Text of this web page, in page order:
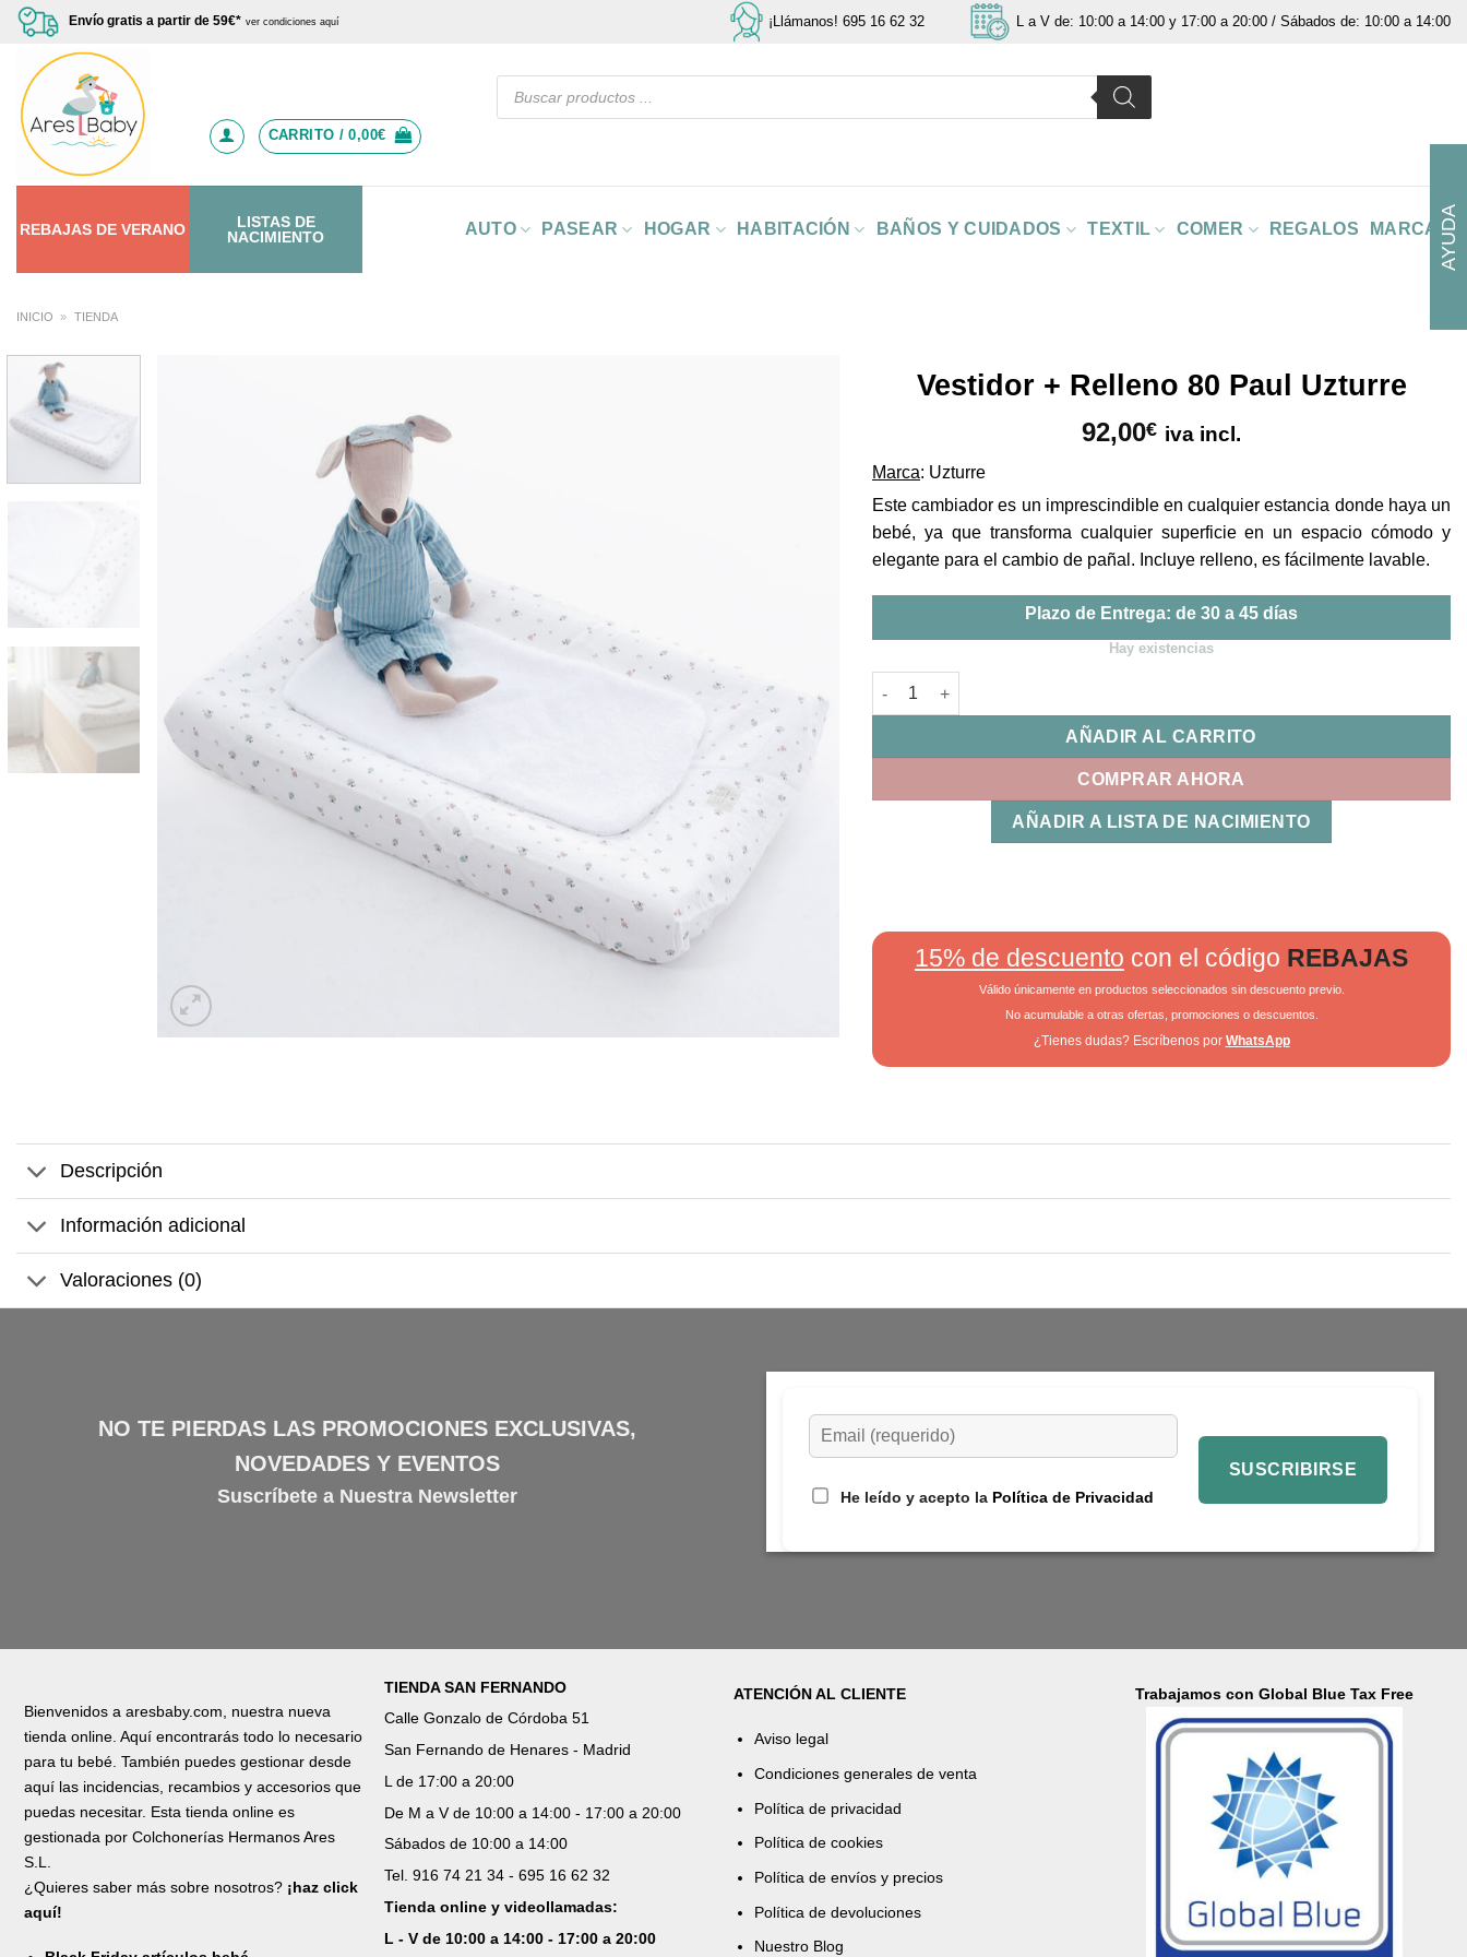
Saltar
contenido
Envío gratis a partir de 59€* ver condiciones aquí ¡Llámanos! 695 16 62 32 L a V de: 10:00 a 14:00 y 17:00 a 20:00 / Sábados de: 10:00 a 14:00
Búsqueda
CARRITO /0,00€
REBAJAS DEVERANO
LISTAS DE
NACIMIENTO
AUTO PASEAR HOGAR HABITACIÓN BAÑOS Y CUIDADOS TEXTIL COMER REGALOS MARCAS
INICIO » TIENDA
Vestidor + Relleno 80 Paul Uzturre
92,00€ iva incl.
Marca: Uzturre
Este cambiador es un imprescindible en cualquier estancia donde haya un
bebé, ya que transforma cualquier superficie en un espacio cómodo y
elegante para el cambio de pañal. Incluye relleno, es fácilmente lavable.
Plazo de Entrega: de 30 a 45 días
Hay existencias
Vestidor + Relleno 80 Paul Uzturre cantidad
AÑADIR AL CARRITO
COMPRAR AHORA
AÑADIR A LISTA DE NACIMIENTO
15% de descuento con el código REBAJAS
Válido únicamente en productos seleccionados sin descuento previo.
No acumulable a otras ofertas, promociones o descuentos.
¿Tienes dudas? Escríbenos por WhatsApp
Descripción
Información adicional
Valoraciones (0)
NO TE PIERDAS LAS PROMOCIONES EXCLUSIVAS,
NOVEDADES Y EVENTOS
Suscríbete a Nuestra Newsletter He leído y acepto la Política de Privacidad
Bienvenidos a aresbaby.com, nuestra nueva
tienda online. Aquí encontrarás todo lo necesario
para tu bebé. También puedes gestionar desde
aquí las incidencias, recambios y accesorios que
puedas necesitar. Esta tienda online es
gestionada por Colchonerías Hermanos Ares
S.L.
¿Quieres saber más sobre nosotros? ¡haz click
aquí!
TIENDA SAN FERNANDO
Calle Gonzalo de Córdoba 51
San Fernando de Henares - Madrid
L de 17:00 a 20:00
De M a V de 10:00 a 14:00 - 17:00 a 20:00
Sábados de 10:00 a 14:00
Tel. 916 74 21 34 - 695 16 62 32
Tienda online y videollamadas:
L - V de 10:00 a 14:00 - 17:00 a 20:00
ATENCIÓN AL CLIENTE
Aviso legal
Condiciones generales de venta
Política de privacidad
Política de cookies
Política de envíos y precios
Política de devoluciones
Nuestro Blog
Trabajamos con Global Blue Tax Free
AYUDA